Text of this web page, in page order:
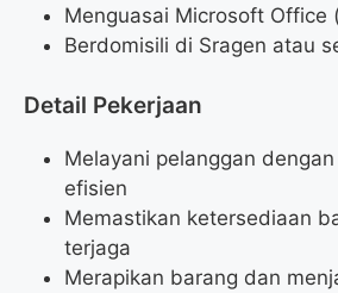
Menguasai Microsoft Office
Berdomisili di Sragen atau
Detail Pekerjaan
Melayani pelanggan
efisien
Memastikan ketersediaan
terjaga
Merapikan barang dan